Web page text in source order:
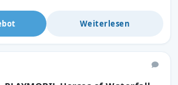
Weiterlesen